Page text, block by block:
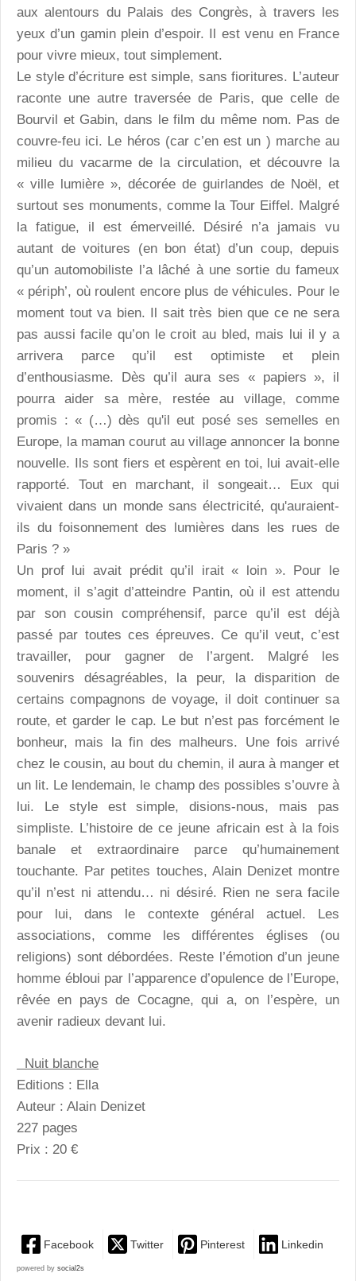
aux alentours du Palais des Congrès, à travers les
yeux d’un gamin plein d’espoir. Il est venu en France
pour vivre mieux, tout simplement.
Le style d’écriture est simple, sans fioritures. L’auteur
raconte une autre traversée de Paris, que celle de
Bourvil et Gabin, dans le film du même nom. Pas de
couvre-feu ici. Le héros (car c’en est un ) marche au
milieu du vacarme de la circulation, et découvre la
« ville lumière », décorée de guirlandes de Noël, et
surtout ses monuments, comme la Tour Eiffel. Malgré
la fatigue, il est émerveillé. Désiré n’a jamais vu
autant de voitures (en bon état) d’un coup, depuis
qu’un automobiliste l’a lâché à une sortie du fameux
« périph’, où roulent encore plus de véhicules. Pour le
moment tout va bien. Il sait très bien que ce ne sera
pas aussi facile qu’on le croit au bled, mais lui il y a
arrivera parce qu’il est optimiste et plein
d’enthousiasme. Dès qu’il aura ses « papiers », il
pourra aider sa mère, restée au village, comme
promis : « (…) dès qu'il eut posé ses semelles en
Europe, la maman courut au village annoncer la bonne
nouvelle. Ils sont fiers et espèrent en toi, lui avait-elle
rapporté. Tout en marchant, il songeait… Eux qui
vivaient dans un monde sans électricité, qu'auraient-
ils du foisonnement des lumières dans les rues de
Paris ? »
Un prof lui avait prédit qu’il irait « loin ». Pour le
moment, il s’agit d’atteindre Pantin, où il est attendu
par son cousin compréhensif, parce qu’il est déjà
passé par toutes ces épreuves. Ce qu’il veut, c’est
travailler, pour gagner de l’argent. Malgré les
souvenirs désagréables, la peur, la disparition de
certains compagnons de voyage, il doit continuer sa
route, et garder le cap. Le but n’est pas forcément le
bonheur, mais la fin des malheurs. Une fois arrivé
chez le cousin, au bout du chemin, il aura à manger et
un lit. Le lendemain, le champ des possibles s’ouvre à
lui. Le style est simple, disions-nous, mais pas
simpliste. L’histoire de ce jeune africain est à la fois
banale et extraordinaire parce qu’humainement
touchante. Par petites touches, Alain Denizet montre
qu’il n’est ni attendu… ni désiré. Rien ne sera facile
pour lui, dans le contexte général actuel. Les
associations, comme les différentes églises (ou
religions) sont débordées. Reste l’émotion d’un jeune
homme ébloui par l’apparence d’opulence de l’Europe,
rêvée en pays de Cocagne, qui a, on l’espère, un
avenir radieux devant lui.
Nuit blanche
Editions : Ella
Auteur : Alain Denizet
227 pages
Prix : 20 €
Facebook Twitter Pinterest Linkedin
powered by social2s